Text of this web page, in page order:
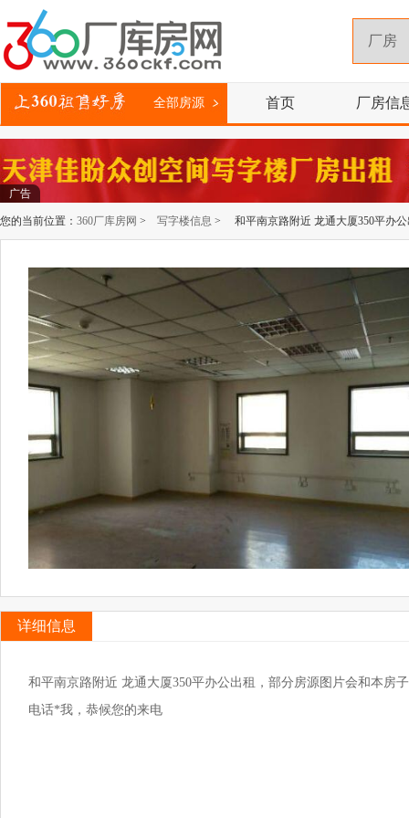
全部房源 首页 厂房信
广告
您的当前位置： 360厂库房网 > 写字楼信息 > 和平南京路附近 龙通大厦350平办公
详细信息
和平南京路附近 龙通大厦350平办公出租，部分房源图片会和本房
电话*我，恭候您的来电